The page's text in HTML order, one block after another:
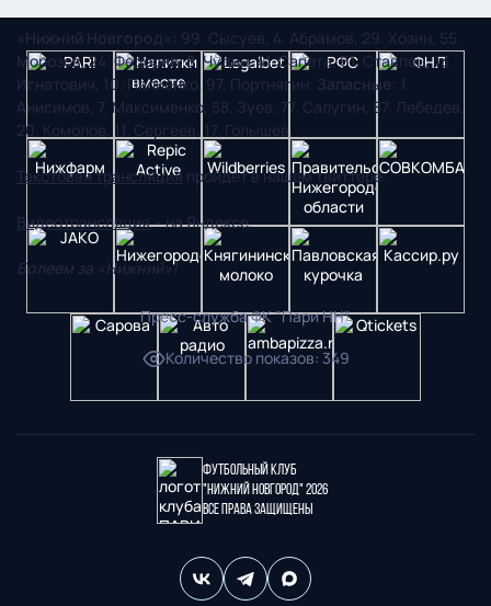
«Нижний Новгород»: 99. Сысуев, 4. Абрамов, 29. Хозин, 55.
Морозов, 24. Федорив, 8. Чудин, 41. Сапета, 61. Ставпец, 13.
Игнатович, 10. Палиенко, 97. Портнягин. Запасные: 1.
Анисимов, 7. Максименко, 58. Зуев, 77. Салугин, 87. Лебедев,
20. Комолов, 11. Сергеев, 17. Голышев.
Текстовая трансляция пройдет в нашем твиттере.
Видеотрансляция– на Яндексе.
Болеем за «Нижний»!
Пресс-служба ФК "Пари НН"
Количество показов: 349
Футбольный клуб
"Нижний Новгород" 2026
Все права защищены